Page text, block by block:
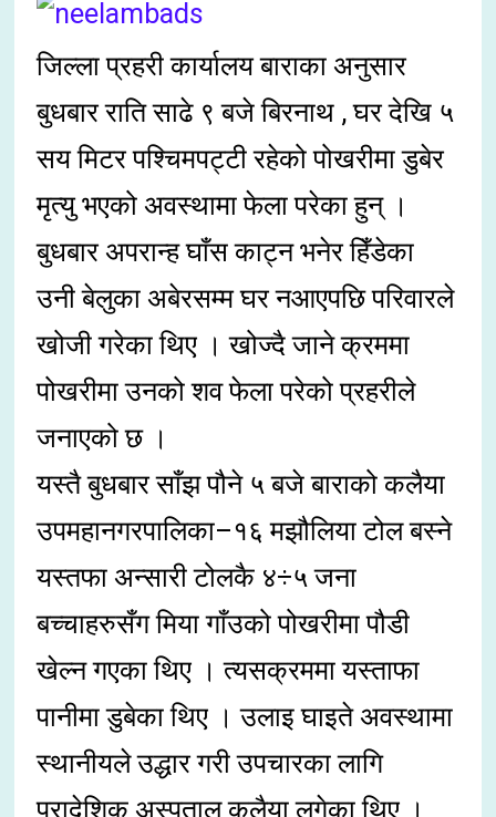
जिल्ला प्रहरी कार्यालय बाराका अनुसार
बुधबार राति साढे ९ बजे बिरनाथ , घर देखि ५
सय मिटर पश्चिमपट्टी रहेको पोखरीमा डुबेर
मृत्यु भएको अवस्थामा फेला परेका हुन् ।
बुधबार अपरान्ह घाँस काट्न भनेर हिँडेका
उनी बेलुका अबेरसम्म घर नआएपछि परिवारले
खोजी गरेका थिए । खोज्दै जाने क्रममा
पोखरीमा उनको शव फेला परेको प्रहरीले
जनाएको छ ।
यस्तै बुधबार साँझ पौने ५ बजे बाराको कलैया
उपमहानगरपालिका–१६ मझौलिया टोल बस्ने
यस्तफा अन्सारी टोलकै ४÷५ जना
बच्चाहरुसँग मिया गाँउको पोखरीमा पौडी
खेल्न गएका थिए । त्यसक्रममा यस्ताफा
पानीमा डुबेका थिए । उलाइ घाइते अवस्थामा
स्थानीयले उद्धार गरी उपचारका लागि
प्रादेशिक अस्पताल कलैया लगेका थिए ।